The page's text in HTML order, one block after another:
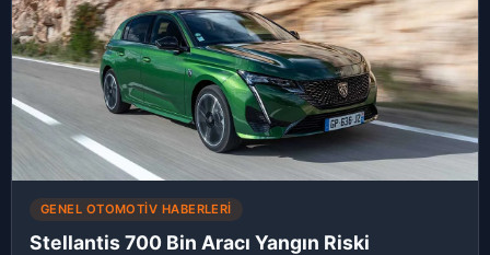
GENEL OTOMOTIV HABERLERI
Stellantis 700 Bin Aracı Yangın Riski